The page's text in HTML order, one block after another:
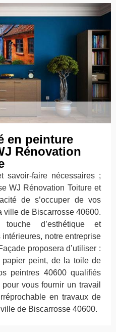
en peinture
Rénovation
savoir-faire nécessaires ;
WJ Rénovation Toiture et
de s’occuper de vos
ville de Biscarrosse 40600.
d’esthétique et
notre entreprise
proposera d’utiliser :
peint, de la toile de
peintres 40600 qualifiés
vous fournir un travail
en travaux de
de Biscarrosse 40600.